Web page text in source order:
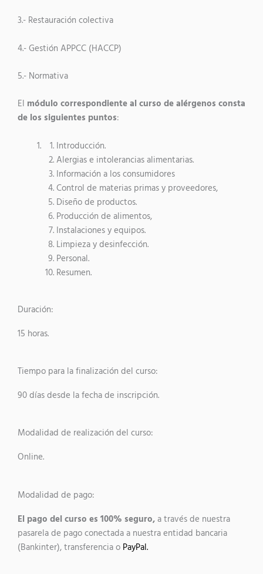
3.- Restauración colectiva
4.- Gestión APPCC (HACCP)
5.- Normativa
El módulo correspondiente al curso de alérgenos consta
de los siguientes puntos:
Introducción.
Alergias e intolerancias alimentarias.
Información a los consumidores
Control de materias primas y proveedores,
Diseño de productos.
Producción de alimentos,
Instalaciones y equipos.
Limpieza y desinfección.
Personal.
Resumen.
Duración:
15 horas.
Tiempo para la finalización del curso:
90 días desde la fecha de inscripción.
Modalidad de realización del curso:
Online.
Modalidad de pago:
El pago del curso es 100% seguro, a través de nuestra
pasarela de pago conectada a nuestra entidad bancaria
(Bankinter), transferencia o PayPal.